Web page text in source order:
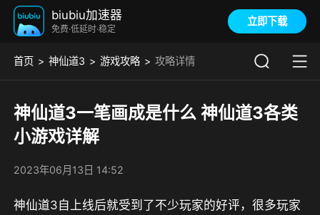
biubiu加速器
免费·低延时·稳定
立即下载
首页 神仙道3 游戏攻略 攻略详情
神仙道3一笔画成是什么 神仙道3各类
小游戏详解
2023年06月13日 14:52
神仙道3自上线后就受到了不少玩家的好评，很多玩家